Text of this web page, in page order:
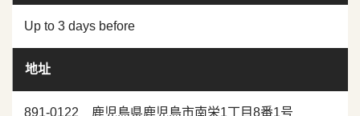
Up to 3 days before
地址
891-0122 鹿児島県鹿児島市南栄1丁目8番1号